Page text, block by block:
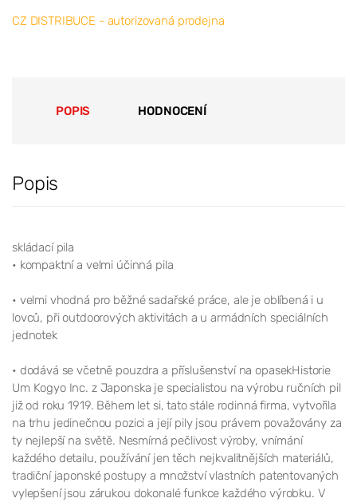
CZ DISTRIBUCE - autorizovaná prodejna
POPIS HODNOCENÍ
Popis
skládací pila
• kompaktní a velmi účinná pila
• velmi vhodná pro běžné sadařské práce, ale je oblíbená i u
lovců, při outdoorových aktivitách a u armádních speciálních
jednotek
• dodává se včetně pouzdra a příslušenství na opasekHistorie
Um Kogyo Inc. z Japonska je specialistou na výrobu ručních pil
již od roku 1919. Během let si, tato stále rodinná firma, vytvořila
na trhu jedinečnou pozici a její pily jsou právem považovány za
ty nejlepší na světě. Nesmírná pečlivost výroby, vnímání
každého detailu, používání jen těch nejkvalitnějších materiálů,
tradiční japonské postupy a množství vlastních patentovaných
vylepšení jsou zárukou dokonalé funkce každého výrobku. V